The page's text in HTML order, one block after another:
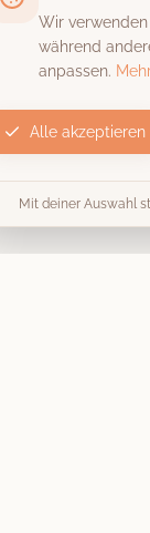
Wir
während
anpassen.
Alle akzeptieren
Mit deiner Auswahl